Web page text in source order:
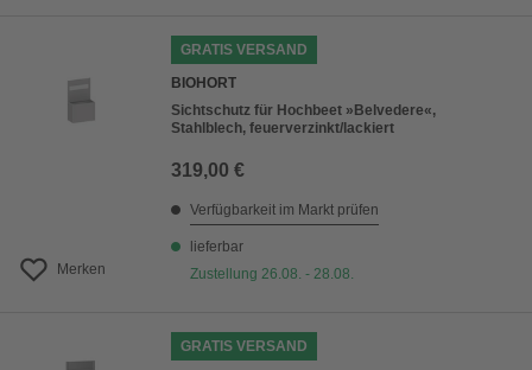
Merken
GRATIS VERSAND
BIOHORT
Sichtschutz für Hochbeet »Belvedere«,
Stahlblech, feuerverzinkt/lackiert
319,00 €
Verfügbarkeit im Markt prüfen
lieferbar
Zustellung 26.08. - 28.08.
GRATIS VERSAND